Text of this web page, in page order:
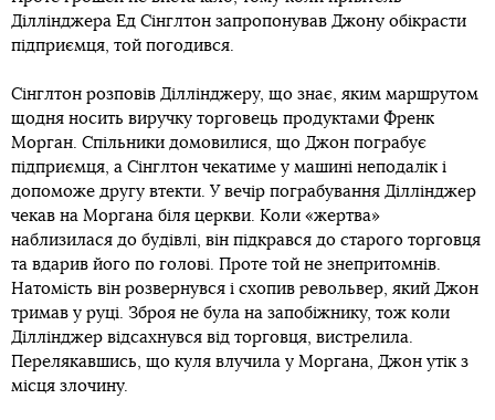
Діллінджера Ед Сінглтон запропонував Джону обікрасти
підприємця, той погодився.
Сінглтон розповів Діллінджеру, що знає, яким маршрутом
щодня носить виручку торговець продуктами Френк
Морган. Спільники домовилися, що Джон пограбує
підприємця, а Сінглтон чекатиме у машині неподалік і
допоможе другу втекти. У вечір пограбування Діллінджер
чекав на Моргана біля церкви. Коли «жертва»
наблизилася до будівлі, він підкрався до старого торговця
та вдарив його по голові. Проте той не знепритомнів.
Натомість він розвернувся і схопив револьвер, який Джон
тримав у руці. Зброя не була на запобіжнику, тож коли
Діллінджер відсахнувся від торговця, вистрелила.
Перелякавшись, що куля влучила у Моргана, Джон утік з
місця злочину.